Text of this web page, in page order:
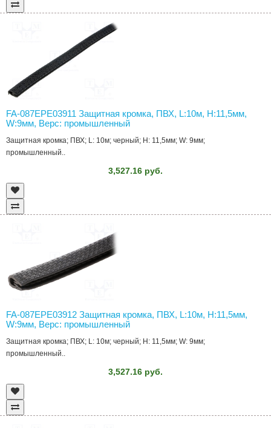
FA-087EPE03911 Защитная кромка, ПВХ, L:10м, H:11,5мм,
W:9мм, Верс: промышленный
Защитная кромка; ПВХ; L: 10м; черный; H: 11,5мм; W: 9мм;
промышленный..
3,527.16 руб.
FA-087EPE03912 Защитная кромка, ПВХ, L:10м, H:11,5мм,
W:9мм, Верс: промышленный
Защитная кромка; ПВХ; L: 10м; черный; H: 11,5мм; W: 9мм;
промышленный..
3,527.16 руб.